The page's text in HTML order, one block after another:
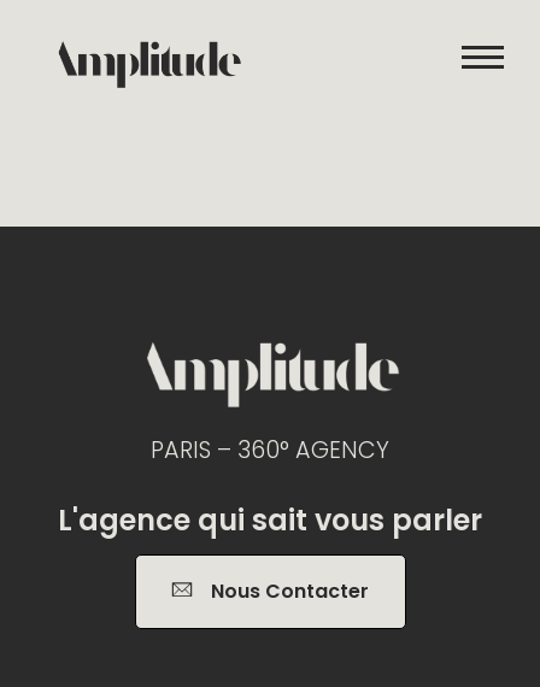
ACCUEIL
À PROPOS DE NOUS
DEMANDER UN DEVIS
NOUS CONTACTER
ÉTIQUETTE : CRÉATIVITÉ
PARIS – 360° AGENCY
L'agence qui sait vous parler
Nous Contacter